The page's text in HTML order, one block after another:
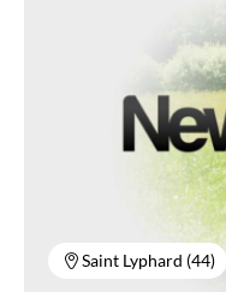
buanderie et
mezzanine(
chambres, 1
Un grand
création de
aisément le stockage souhaité. Une cuisine d 'été
avec sa cave
arboré.
agence de 3
compris dans
Philippe
Saint Lyphard (44)